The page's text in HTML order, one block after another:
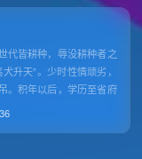
代皆耕种，辱没耕种者之
升天”。少时性情顽劣，
。积年以后，学历至省府
曰：“名校之仕多傻乎，